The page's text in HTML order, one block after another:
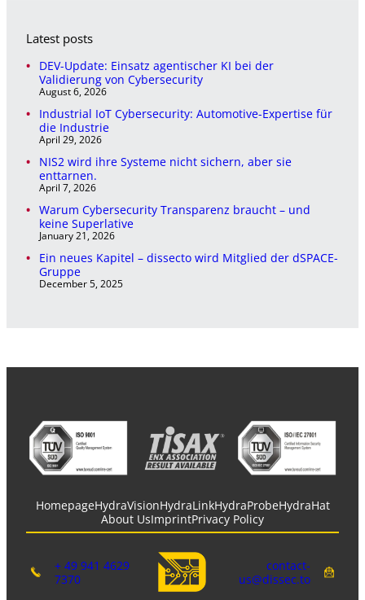
h
Latest posts
DEV-Update: Einsatz agentischer KI bei der
Validierung von Cybersecurity
August 6, 2026
Industrial IoT Cybersecurity: Automotive-Expertise für
die Industrie
April 29, 2026
NIS2 wird ihre Systeme nicht sichern, aber sie
enttarnen.
April 7, 2026
Warum Cybersecurity Transparenz braucht – und
keine Superlative
January 21, 2026
Ein neues Kapitel – dissecto wird Mitglied der dSPACE-
Gruppe
December 5, 2025
HomepageHydraVisionHydraLinkHydraProbeHydraHat
About UsImprintPrivacy Policy
+ 49 941 4629
7370
contact-
us@dissec.to